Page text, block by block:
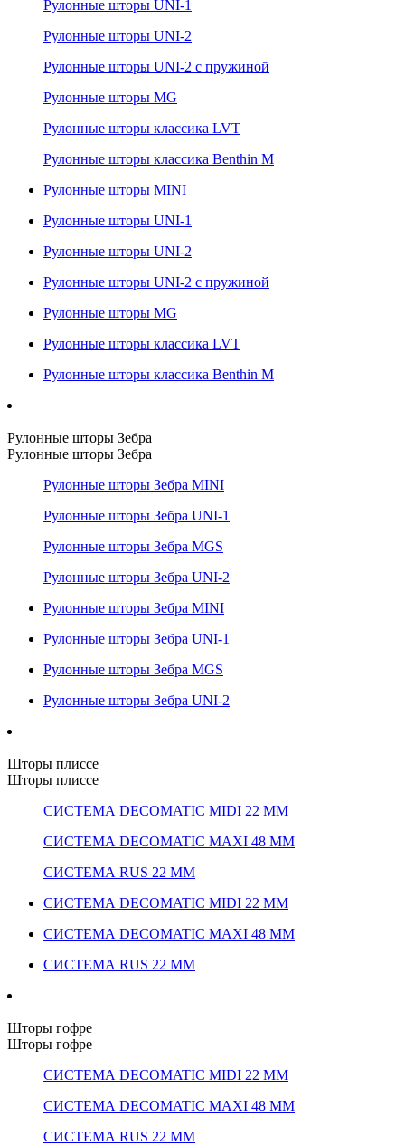
Рулонные шторы UNI-1
Рулонные шторы UNI-2
Рулонные шторы UNI-2 с пружиной
Рулонные шторы MG
Рулонные шторы классика LVT
Рулонные шторы классика Benthin M
Рулонные шторы MINI
Рулонные шторы UNI-1
Рулонные шторы UNI-2
Рулонные шторы UNI-2 с пружиной
Рулонные шторы MG
Рулонные шторы классика LVT
Рулонные шторы классика Benthin M
Рулонные шторы Зебра
Рулонные шторы Зебра
Рулонные шторы Зебра MINI
Рулонные шторы Зебра UNI-1
Рулонные шторы Зебра MGS
Рулонные шторы Зебра UNI-2
Рулонные шторы Зебра MINI
Рулонные шторы Зебра UNI-1
Рулонные шторы Зебра MGS
Рулонные шторы Зебра UNI-2
Шторы плиссе
Шторы плиссе
СИСТЕМА DECOMATIC MIDI 22 ММ
СИСТЕМА DECOMATIC MAXI 48 ММ
СИСТЕМА RUS 22 ММ
СИСТЕМА DECOMATIC MIDI 22 ММ
СИСТЕМА DECOMATIC MAXI 48 ММ
СИСТЕМА RUS 22 ММ
Шторы гофре
Шторы гофре
СИСТЕМА DECOMATIC MIDI 22 ММ
СИСТЕМА DECOMATIC MAXI 48 ММ
СИСТЕМА RUS 22 ММ